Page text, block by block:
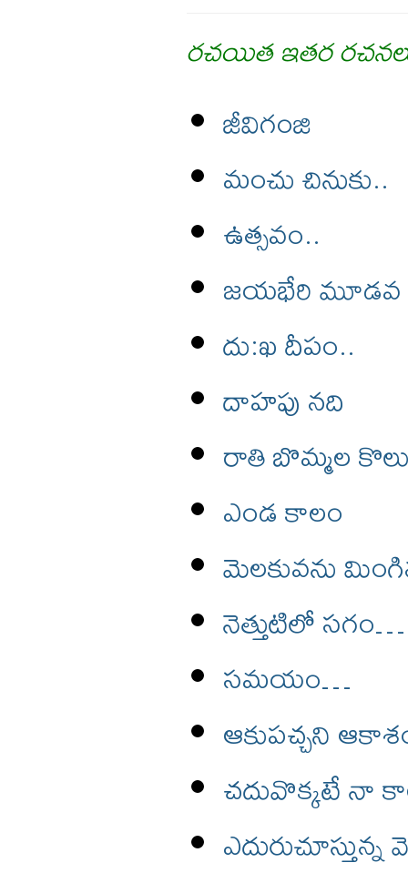
రచయిత ఇతర
జీవిగంజి
మంచు చినుకు..
ఉత్సవం..
జయభేరి మూడవ
దు:ఖ దీపం..
దాహపు నది
రాతి బొమ్మల
ఎండ కాలం
మెలకువను
నెత్తుటిలో సగం…
సమయం…
ఆకుపచ్చని
చదువొక్కటే నా